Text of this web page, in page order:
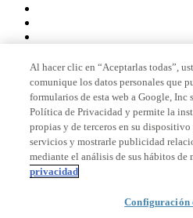
Miembro de
Acreditaciones
© 2026 La Salle Campus Barcelona
Al hacer clic en “Aceptarlas todas”,
comunique los datos personales que
formularios de esta web a Google, Inc
Política de Privacidad y permite la
propias y de terceros en su dispositivo
servicios y mostrarle publicidad
mediante el análisis de sus hábitos de
privacidad
Configuración